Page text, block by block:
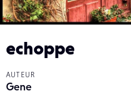
echoppe
AUTEUR
Gene